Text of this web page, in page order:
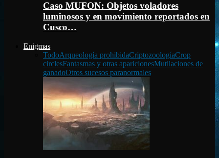
Caso MUFON: Objetos voladores
luminosos y en movimiento reportados en
Cusco…
Enigmas
TodoArqueología prohibidaCriptozoologíaCrop
circlesFantasmas y otras aparicionesMutilaciones de
ganadoOtros sucesos paranormales